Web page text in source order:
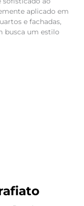
aplicado em
e fachadas,
busca um estilo